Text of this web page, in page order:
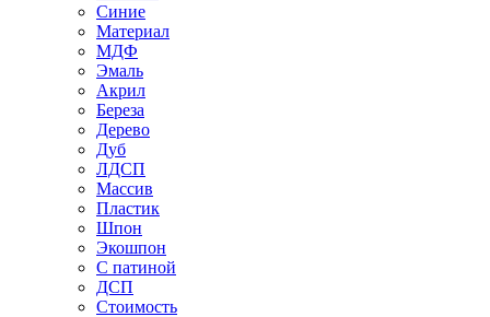
Синие
Материал
МДФ
Эмаль
Акрил
Береза
Дерево
Дуб
ЛДСП
Массив
Пластик
Шпон
Экошпон
С патиной
ДСП
Стоимость